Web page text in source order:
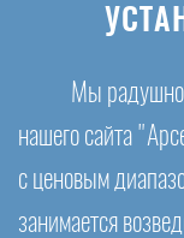
Мы радушно
нашего сайта
с ценовым
занимается